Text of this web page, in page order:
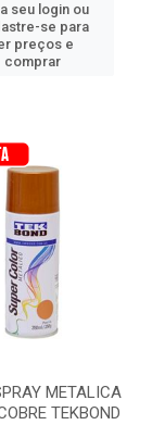
seu login ou
se para
preços e
comprar
METALICA
TEKBOND